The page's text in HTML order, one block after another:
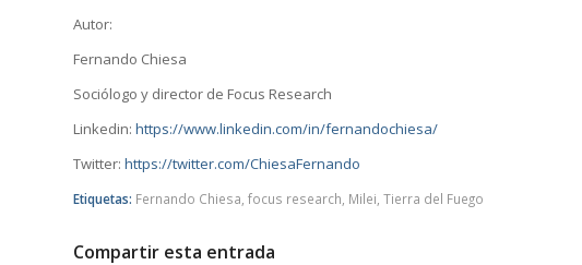
Autor:
Fernando Chiesa
Sociólogo y director de Focus Research
Linkedin: https://www.linkedin.com/in/fernandochiesa/
Twitter: https://twitter.com/ChiesaFernando
Etiquetas: Fernando Chiesa focus research Milei Tierra del Fuego
Compartir esta entrada